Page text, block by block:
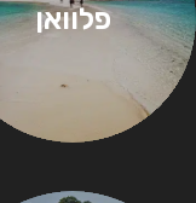
פלוואן